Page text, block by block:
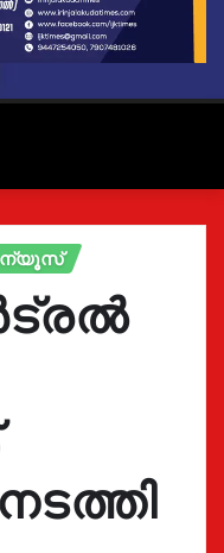
ന്യൂസ്